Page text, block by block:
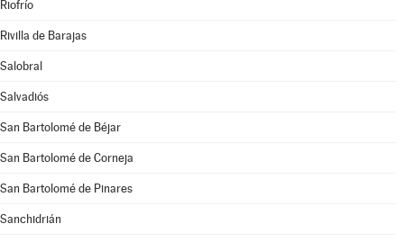
Riofrío
Rivilla de Barajas
Salobral
Salvadiós
San Bartolomé de Béjar
San Bartolomé de Corneja
San Bartolomé de Pinares
Sanchidrián